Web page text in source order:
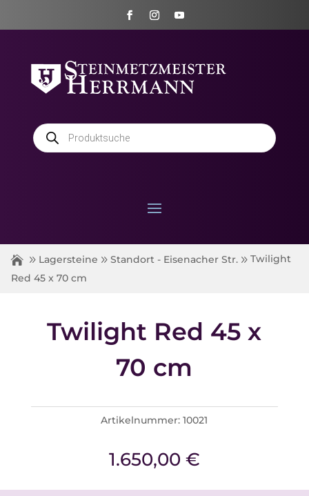
Products
search
Lagersteine Standort - Eisenacher Str.
Twilight
Red 45 x 70 cm
Twilight Red 45 x
70 cm
Artikelnummer:10021
1.650,00 €